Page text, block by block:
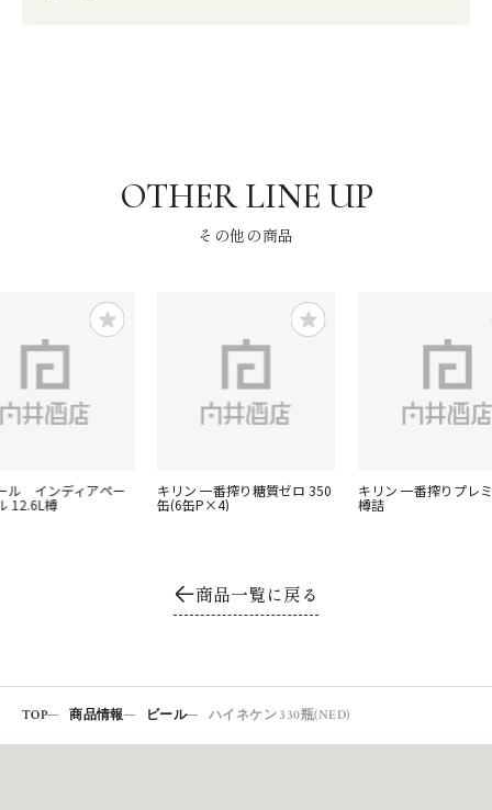
その他の商品
ル インディアペー
12.6L樽
キリン 一番搾り糖質ゼロ 350
缶(6缶P×4)
キリン 一番搾りプレ
樽詰
商品一覧に戻る
TOP 商品情報 ビール ハイネケン 330瓶(NED)